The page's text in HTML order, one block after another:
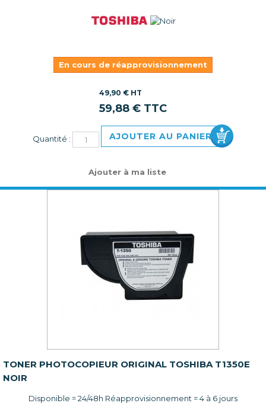
En cours de réapprovisionnement
49,90 € HT
59,88 € TTC
Quantité : AJOUTER AU PANIER
Ajouter à ma liste
TONER PHOTOCOPIEUR ORIGINAL TOSHIBA T1350E
NOIR
Disponible = 24/48h Réapprovisionnement = 4 à 6 jours